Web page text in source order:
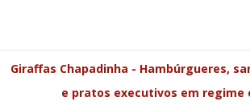
Giraffas Chapadinha - Hambúrgueres,
e pratos executivos em regime